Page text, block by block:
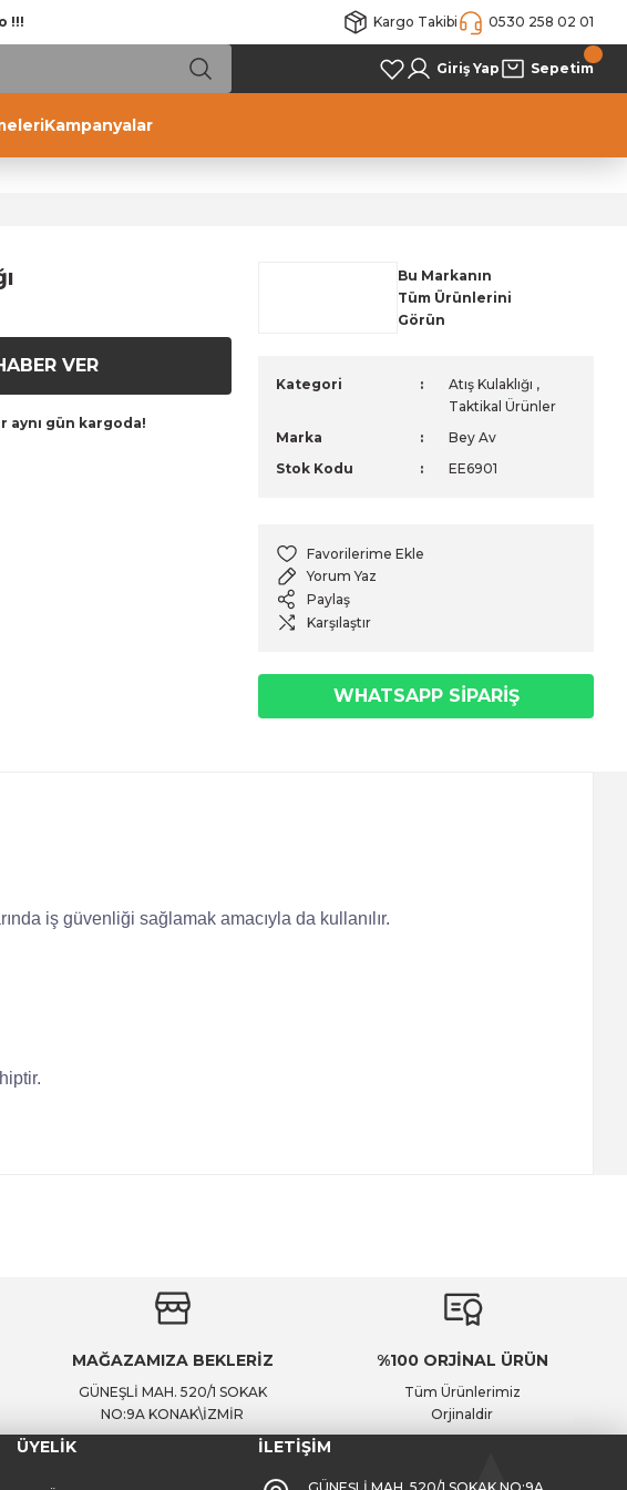
!!! Kargo Takibi 0530 258 02 01
Giriş Yap Sepetim
Kampanyalar
VER
aynı gün kargoda!
Bu Markanın
Tüm Ürünlerini
Görün
Kategori Atış Kulaklığı ,
Taktikal Ürünler
Marka
Bey Av
Stok Kodu
EE6901
Yorum Yaz
Paylaş
Karşılaştır
WHATSAPP SİPARİŞ
iş güvenliği sağlamak amacıyla da kullanılır.
MAĞAZAMIZA BEKLERİZ
GÜNEŞLİ MAH. 520/1 SOKAK
NO:9A KONAK\İZMİR
%100 ORJİNAL ÜRÜN
Tüm Ürünlerimiz
Orjinaldir
ÜYELİK İLETİŞİM